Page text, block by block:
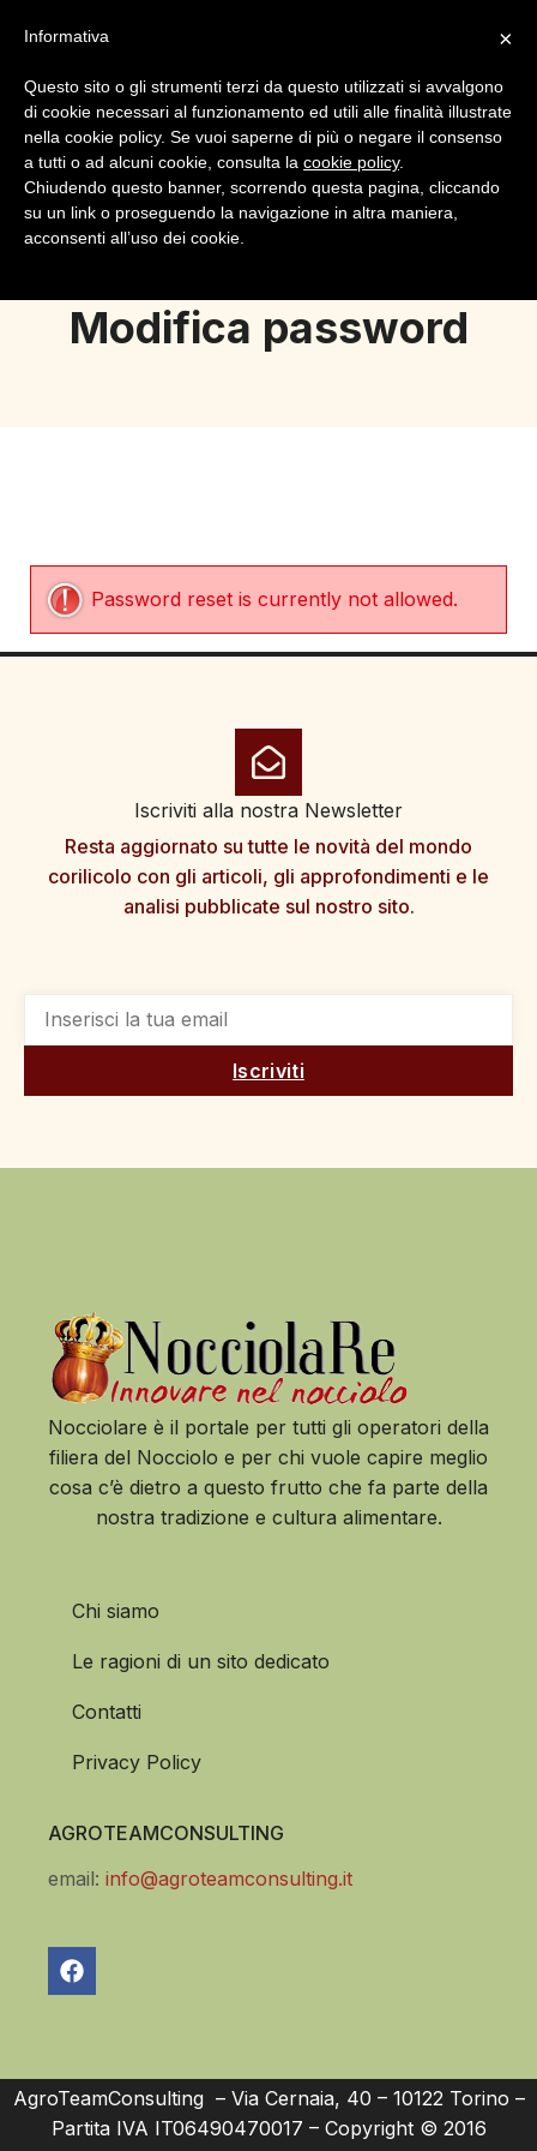
Login Registrazione
Modifica password
Password reset is currently not allowed.
Iscriviti alla nostra Newsletter
Resta aggiornato su tutte le novità del mondo
corilicolo con gli articoli, gli approfondimenti e le
analisi pubblicate sul nostro sito.
Iscriviti
Nocciolare è il portale per tutti gli operatori della
filiera del Nocciolo e per chi vuole capire meglio
cosa c’è dietro a questo frutto che fa parte della
nostra tradizione e cultura alimentare.
Chi siamo
Le ragioni di un sito dedicato
Contatti
Privacy Policy
AGROTEAMCONSULTING
email: info@agroteamconsulting.it
AgroTeamConsulting – Via Cernaia, 40 – 10122 Torino –
Partita IVA IT06490470017 – Copyright © 2016
×
Informativa
Questo sito o gli strumenti terzi da questo utilizzati si avvalgono
di cookie necessari al funzionamento ed utili alle finalità illustrate
nella cookie policy. Se vuoi saperne di più o negare il consenso
a tutti o ad alcuni cookie, consulta la cookie policy.
Chiudendo questo banner, scorrendo questa pagina, cliccando
su un link o proseguendo la navigazione in altra maniera,
acconsenti all’uso dei cookie.